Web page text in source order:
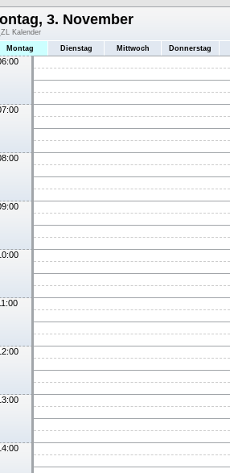
3. November
Kalender
Montag Dienstag Mittwoch Donnerstag